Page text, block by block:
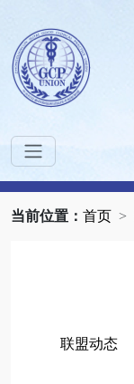
当前位置： 首页
联盟动态